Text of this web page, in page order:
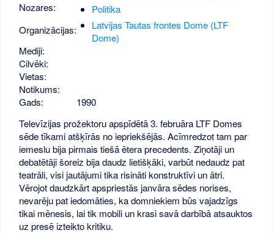
Nozares:
Politika
Organizācijas:
Latvijas Tautas frontes Dome (LTF
Dome)
Mediji:
Cilvēki:
Vietas:
Notikums:
Gads:
1990
Televīzijas prožektoru apspīdētā 3. februāra LTF Domes
sēde tīkami atšķīrās no iepriekšējās. Acīmredzot tam par
iemeslu bija pirmais tiešā ētera precedents. Ziņotāji un
debatētāji šoreiz bija daudz lietišķāki, varbūt nedaudz pat
teatrāli, visi jautājumi tika risināti konstruktīvi un ātri.
Vērojot daudzkārt apspriestās janvāra sēdes norises,
nevarēju pat iedomāties, ka domniekiem būs vajadzīgs
tikai mēnesis, lai tik mobili un krasi savā darbībā atsauktos
uz presē izteikto kritiku.